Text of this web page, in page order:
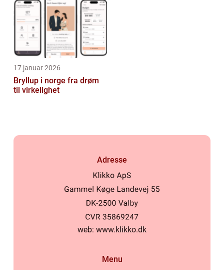
17 januar 2026
Bryllup i norge fra drøm
til virkelighet
Adresse
web: www.klikko.dk
Menu